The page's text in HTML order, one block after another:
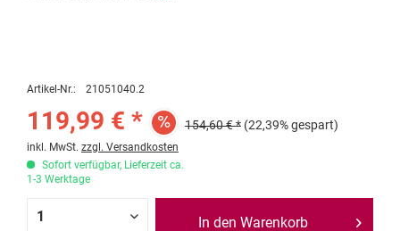
Artikel-Nr.: 21051040.2
119,99 € * 154,60 € * (22,39% gespart)
inkl. MwSt. zzgl. Versandkosten
Sofort verfügbar, Lieferzeit ca.
1-3 Werktage
In den Warenkorb